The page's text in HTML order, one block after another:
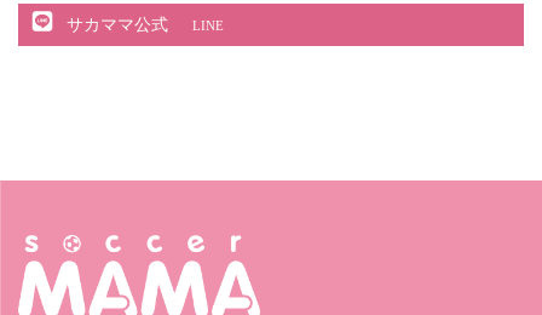
サカママ公式 LINE